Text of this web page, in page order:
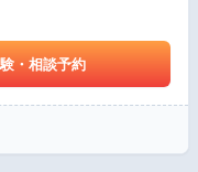
・相談予約